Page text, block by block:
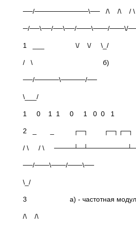
──/───────────\── /\
─/──\──/──\──/───\───/───\/
1 ___ \/ \/ \_/
/ \ б)
──/─────\─────/──
\___/
1 0 1 1 0 1 0 0 1
2 _ _ ┌─┐
/ \ / \
──/───\───/
\_/
3 а) - частотная
/\ /\